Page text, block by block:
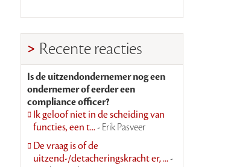
Recente reacties
Is de uitzendondernemer nog een
ondernemer of eerder een
compliance officer?
Ik geloof niet in de scheiding van
functies, een t...- Erik Pasveer
De vraag is of de
uitzend-/detacheringskracht er, ...-